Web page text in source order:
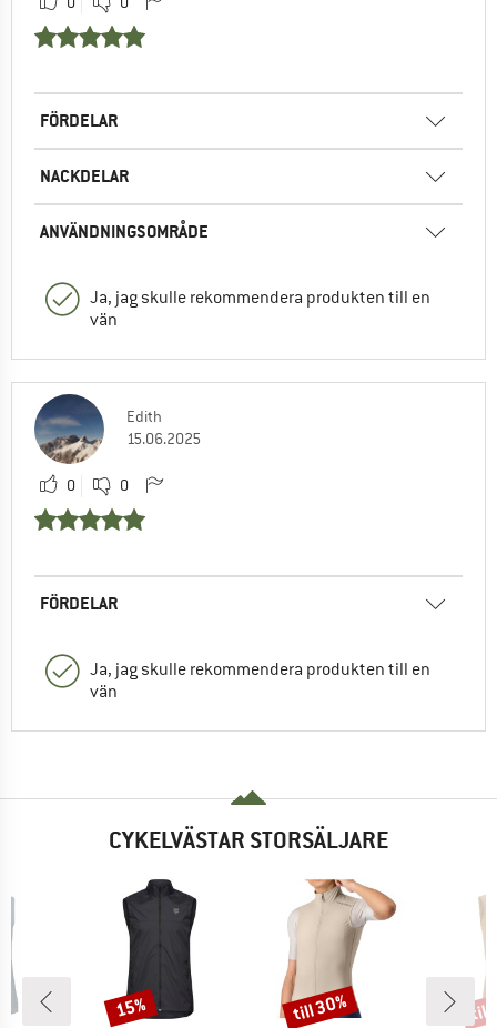
FÖRDELAR
NACKDELAR
ANVÄNDNINGSOMRÅDE
Ja, jag skulle rekommendera produkten till en
vän
Edith
15.06.2025
0 0
FÖRDELAR
Ja, jag skulle rekommendera produkten till en
vän
CYKELVÄSTAR STORSÄLJARE
Rabatt
15% Rabatt
till 30% till